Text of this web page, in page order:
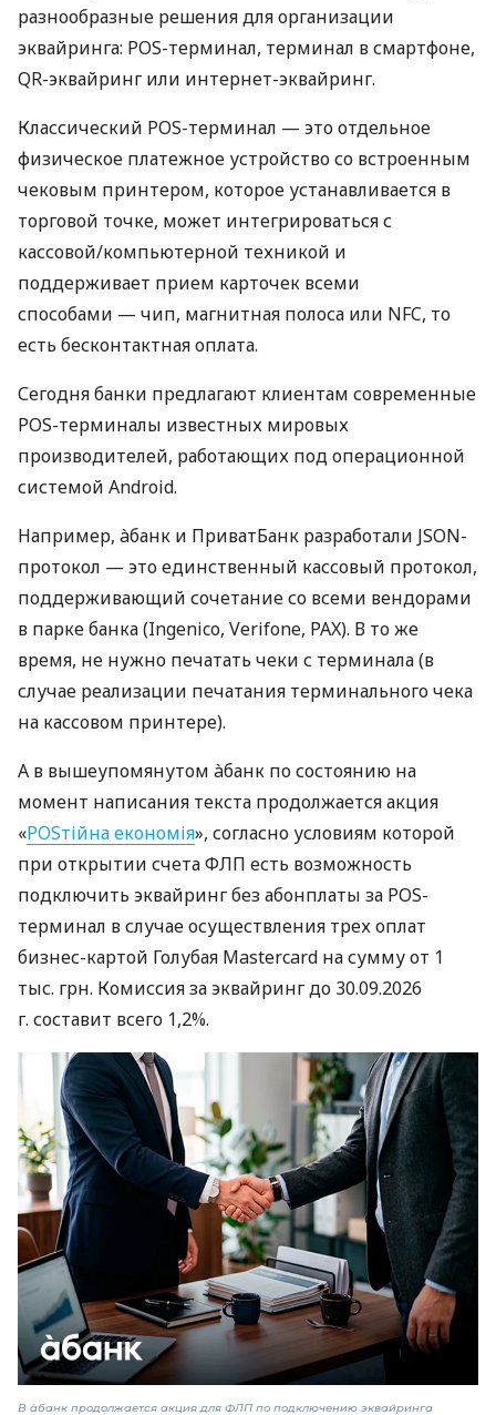
разнообразные решения для организации
эквайринга: POS-терминал, терминал в смартфоне,
QR-эквайринг или интернет-эквайринг.
Классический POS-терминал — это отдельное
физическое платежное устройство со встроенным
чековым принтером, которое устанавливается в
торговой точке, может интегрироваться с
кассовой/компьютерной техникой и
поддерживает прием карточек всеми
способами — чип, магнитная полоса или NFC, то
есть бесконтактная оплата.
Сегодня банки предлагают клиентам современные
POS-терминалы известных мировых
производителей, работающих под операционной
системой Android.
Например, àбанк и ПриватБанк разработали JSON-
протокол — это единственный кассовый протокол,
поддерживающий сочетание со всеми вендорами
в парке банка (Ingenico, Verifone, PAX). В то же
время, не нужно печатать чеки с терминала (в
случае реализации печатания терминального чека
на кассовом принтере).
А в вышеупомянутом àбанк по состоянию на
момент написания текста продолжается акция
«POSтійна економія», согласно условиям которой
при открытии счета ФЛП есть возможность
подключить эквайринг без абонплаты за POS-
терминал в случае осуществления трех оплат
бизнес-картой Голубая Mastercard на сумму от 1
тыс. грн. Комиссия за эквайринг до 30.09.2026
г. составит всего 1,2%.
В àбанк продолжается акция для ФЛП по подключению эквайринга